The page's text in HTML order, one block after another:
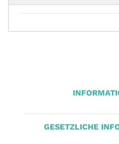
GESETZLICHE